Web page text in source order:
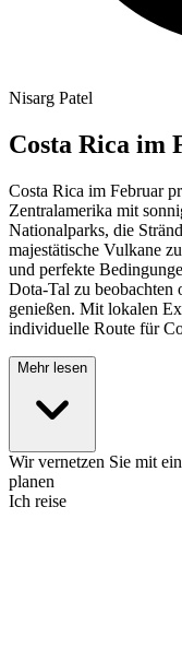
Nisarg Patel
Costa Rica im
Costa Rica im Februar
Zentralamerika mit
Nationalparks, die
majestätische Vulkane
und perfekte
Dota-Tal zu beobachten
genießen. Mit lokalen
individuelle Route für
Mehr lesen
Wir vernetzen Sie mit
planen
Ich reise